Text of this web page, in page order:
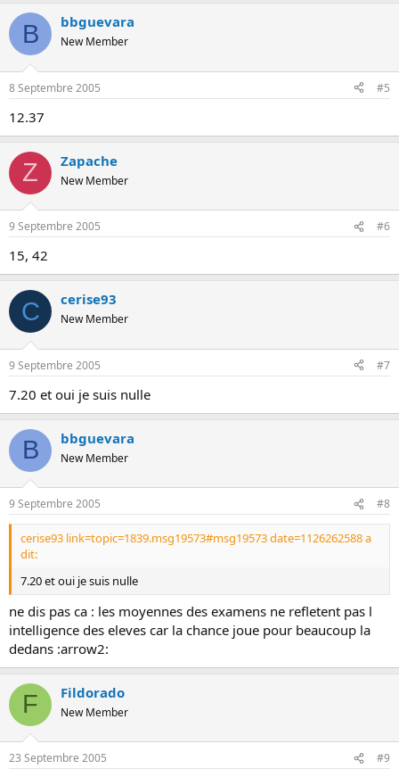
B bbguevara
New Member
8 Septembre 2005 #5
12.37
Z Zapache
New Member
9 Septembre 2005 #6
15, 42
C cerise93
New Member
9 Septembre 2005 #7
7.20 et oui je suis nulle
B bbguevara
New Member
9 Septembre 2005 #8
cerise93 link=topic=1839.msg19573#msg19573 date=1126262588 a
dit:
7.20 et oui je suis nulle
ne dis pas ca : les moyennes des examens ne refletent pas l
intelligence des eleves car la chance joue pour beaucoup la
dedans :arrow2:
F Fildorado
New Member
23 Septembre 2005 #9